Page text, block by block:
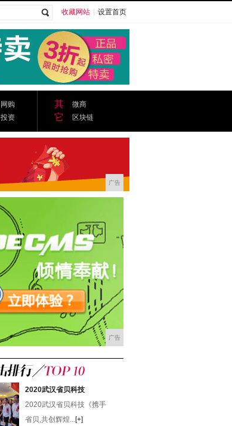
收藏网站 设置首页
网购
投资
其
它
微商
区块链
广告
广告
2020武汉省贝科技
2020武汉省贝科技《携手
省贝,共创辉煌...[+]